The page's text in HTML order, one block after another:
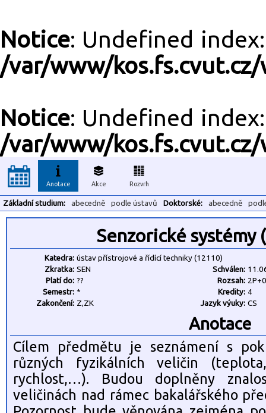
Notice: Undefined index:
/var/www/
Notice: Undefined index:
/var/www/
Anotace Akce Rozvrh
Základní studium: abecedně podle ústavů Doktorské: abecedně
Senzorické systémy
Katedra: ústav přístrojové a řídící techniky (12110)
Zkratka: SEN Schválen:
Platí do: ?? Rozsah:
Semestr: * Kredity: 4
Zakončení: Z,ZK Jazyk výuky: CS
Anotace
Cílem předmětu je seznámení s
různých fyzikálních veličin
rychlost,…). Budou doplněny
veličinách nad rámec bakalářského